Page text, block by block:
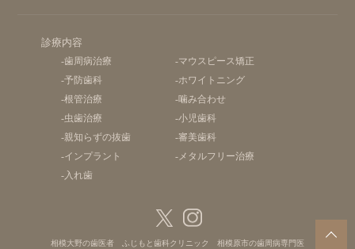
診療内容
-歯周病治療
-予防歯科
-根管治療
-虫歯治療
-親知らずの抜歯
-インプラント
-入れ歯
-マウスピース矯正
-ホワイトニング
-噛み合わせ
-小児歯科
-審美歯科
-メタルフリー治療
相模大野の歯医者 ふじもと歯科クリニック 相模原市の歯周病専門医